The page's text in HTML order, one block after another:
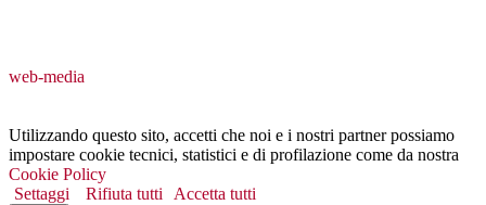
web-media
Utilizzando questo sito, accetti che noi e i nostri partner possiamo
impostare cookie tecnici, statistici e di profilazione come da nostra
Cookie Policy
Settaggi
Rifiuta tutti Accetta tutti